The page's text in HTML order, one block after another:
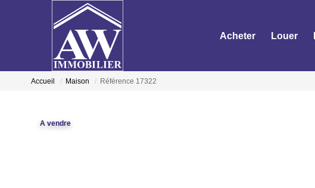
Acheter Louer
Accueil Maison Référence 17322
A vendre